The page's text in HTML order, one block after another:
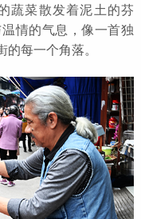
蔬菜散发着泥土的芬
情的气息，像一首独
每一个角落。